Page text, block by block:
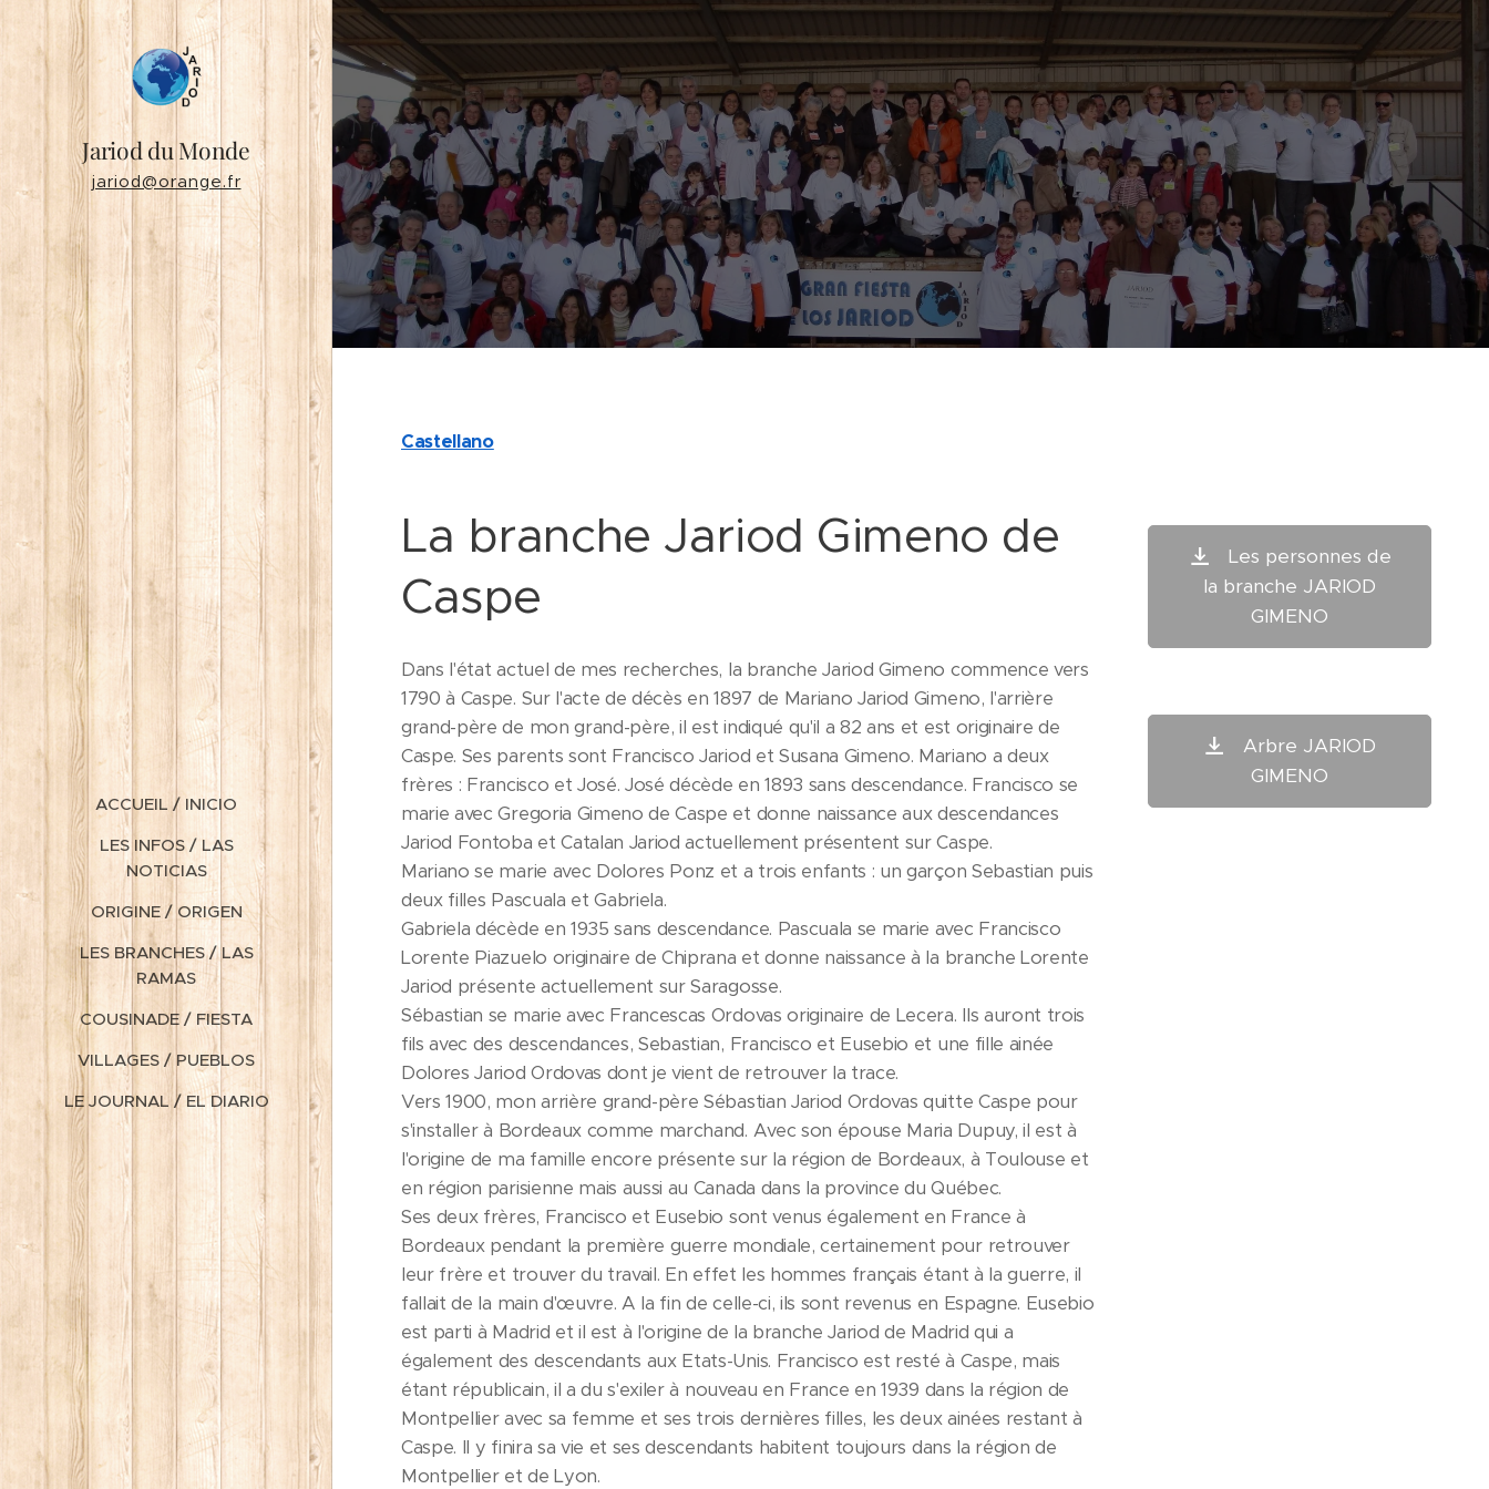
Jariod du Monde
jariod@orange.fr
ACCUEIL / INICIO
LES INFOS / LAS
NOTICIAS
ORIGINE / ORIGEN
LES BRANCHES / LAS
RAMAS
COUSINADE / FIESTA
VILLAGES / PUEBLOS
LE JOURNAL / EL DIARIO
Castellano
La branche Jariod Gimeno de
Caspe
Dans l'état actuel de mes recherches, la branche Jariod Gimeno commence vers
1790 à Caspe. Sur l'acte de décès en 1897 de Mariano Jariod Gimeno, l'arrière
grand-père de mon grand-père, il est indiqué qu'il a 82 ans et est originaire de
Caspe. Ses parents sont Francisco Jariod et Susana Gimeno. Mariano a deux
frères : Francisco et José. José décède en 1893 sans descendance. Francisco se
marie avec Gregoria Gimeno de Caspe et donne naissance aux descendances
Jariod Fontoba et Catalan Jariod actuellement présentent sur Caspe.
Mariano se marie avec Dolores Ponz et a trois enfants : un garçon Sebastian puis
deux filles Pascuala et Gabriela.
Gabriela décède en 1935 sans descendance. Pascuala se marie avec Francisco
Lorente Piazuelo originaire de Chiprana et donne naissance à la branche Lorente
Jariod présente actuellement sur Saragosse.
Sébastian se marie avec Francescas Ordovas originaire de Lecera. Ils auront trois
fils avec des descendances, Sebastian, Francisco et Eusebio et une fille ainée
Dolores Jariod Ordovas dont je vient de retrouver la trace.
Vers 1900, mon arrière grand-père Sébastian Jariod Ordovas quitte Caspe pour
s'installer à Bordeaux comme marchand. Avec son épouse Maria Dupuy, il est à
l'origine de ma famille encore présente sur la région de Bordeaux, à Toulouse et
en région parisienne mais aussi au Canada dans la province du Québec.
Ses deux frères, Francisco et Eusebio sont venus également en France à
Bordeaux pendant la première guerre mondiale, certainement pour retrouver
leur frère et trouver du travail. En effet les hommes français étant à la guerre, il
fallait de la main d'œuvre. A la fin de celle-ci, ils sont revenus en Espagne. Eusebio
est parti à Madrid et il est à l'origine de la branche Jariod de Madrid qui a
également des descendants aux Etats-Unis. Francisco est resté à Caspe, mais
étant républicain, il a du s'exiler à nouveau en France en 1939 dans la région de
Montpellier avec sa femme et ses trois dernières filles, les deux ainées restant à
Caspe. Il y finira sa vie et ses descendants habitent toujours dans la région de
Montpellier et de Lyon.
Les personnes de
la branche JARIOD
GIMENO
Arbre JARIOD
GIMENO